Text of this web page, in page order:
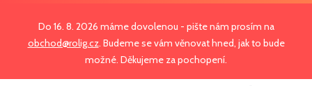
Do 16. 8. 2026 máme dovolenou - pište nám prosím na
obchod@rolig.cz. Budeme se vám věnovat hned, jak to bude
možné. Děkujeme za pochopení.